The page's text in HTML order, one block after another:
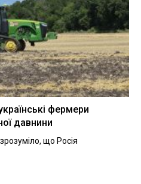
фермери
давнини
що Росія